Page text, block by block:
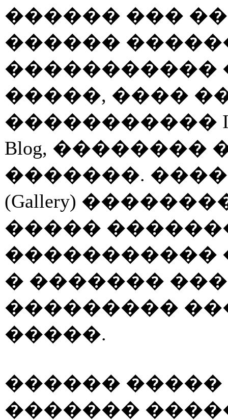
������ ���
������
�����������
�����, ����
�����������
Blog,
�������.
(Gallery)
�����
�����������
� �������
���������
�����.
������ �����
�������